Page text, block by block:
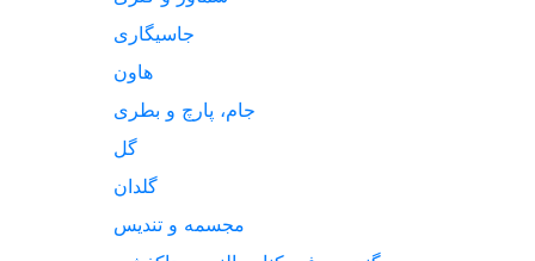
جاسیگاری
هاون
جام، پارچ و بطری
گل
گلدان
مجسمه و تندیس